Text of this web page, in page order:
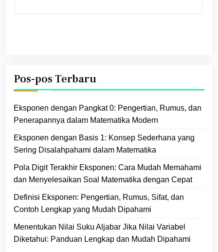
Pos-pos Terbaru
Eksponen dengan Pangkat 0: Pengertian, Rumus, dan
Penerapannya dalam Matematika Modern
Eksponen dengan Basis 1: Konsep Sederhana yang
Sering Disalahpahami dalam Matematika
Pola Digit Terakhir Eksponen: Cara Mudah Memahami
dan Menyelesaikan Soal Matematika dengan Cepat
Definisi Eksponen: Pengertian, Rumus, Sifat, dan
Contoh Lengkap yang Mudah Dipahami
Menentukan Nilai Suku Aljabar Jika Nilai Variabel
Diketahui: Panduan Lengkap dan Mudah Dipahami